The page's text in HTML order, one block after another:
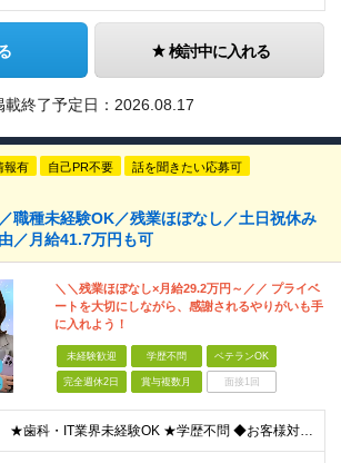
検討中に入れる
載終了予定日： 2026.08.17
報有 自己PR不要 話を聞きたい応募可
職種未経験OK／残業ほぼなし／土日祝休み
／月給41.7万円も可
＼＼残業ほぼなし×月給29.2万円～／／ プライベ
ートを大切にしながら、感謝されるやりがいも手
に入れよう！
未経験歓迎 学歴不問 ベテランOK
完全週休2日 賞与複数月 面接1回
★歯科・IT業界未経験OK ★学歴不問 ◆お客様対応の経験がある方（目安：1年以上） ＼こんな方はすぐにご活躍いただけます／ ※必須ではございませんので、ご安心ください！ ◇医科や歯科業界で働いた